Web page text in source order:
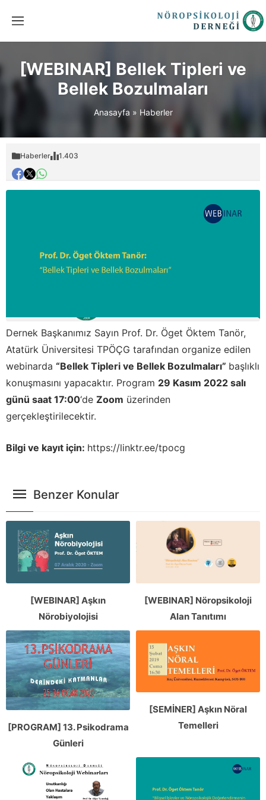
[WEBINAR] Bellek Tipleri ve
Bellek Bozulmaları
Anasayfa » Haberler
Haberler 1.403
Dernek Başkanımız Sayın Prof. Dr. Öget Öktem Tanör,
Atatürk Üniversitesi TPÖÇG tarafından organize edilen
webinarda “Bellek Tipleri ve Bellek Bozulmaları” başlıklı
konuşmasını yapacaktır. Program 29 Kasım 2022 salı
günü saat 17:00‘de Zoom üzerinden
gerçekleştirilecektir.
Bilgi ve kayıt için: https://linktr.ee/tpocg
Benzer Konular
[WEBINAR] Aşkın
Nörobiyolojisi
[WEBINAR] Nöropsikoloji
Alan Tanıtımı
[PROGRAM] 13. Psikodrama
Günleri
[SEMİNER] Aşkın Nöral
Temelleri